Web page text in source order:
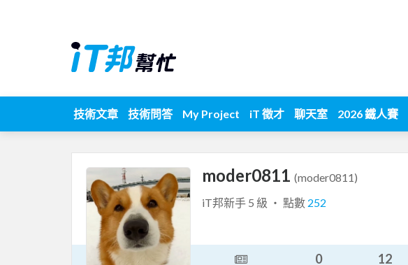
技術文章 技術問答 My Project iT 徵才 聊天室 2026 鐵人賽
moder0811 (moder0811)
iT邦新手 5 級 ‧ 點數 252
0 12